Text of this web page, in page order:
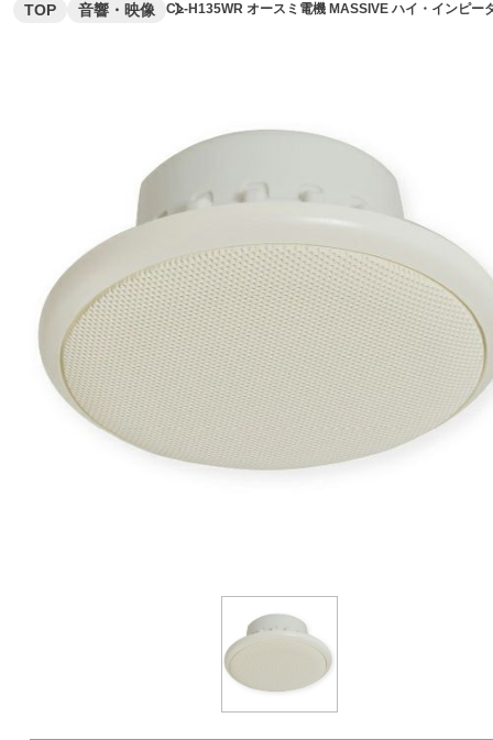
TOP 音響・映像 CL-H135WR オースミ電機 MASSIVE ハイ・インピー